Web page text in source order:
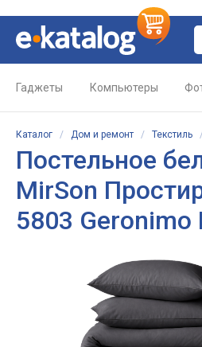
Гаджеты Компьютеры
Каталог / Дом и ремонт / Текстиль
Постельное
MirSon
5803 Geronimo